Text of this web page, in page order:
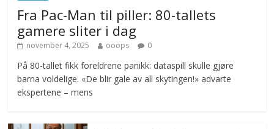
Fra Pac-Man til piller: 80-tallets
gamere sliter i dag
november 4, 2025 ooops 0
På 80-tallet fikk foreldrene panikk: dataspill skulle gjøre
barna voldelige. «De blir gale av all skytingen!» advarte
ekspertene – mens